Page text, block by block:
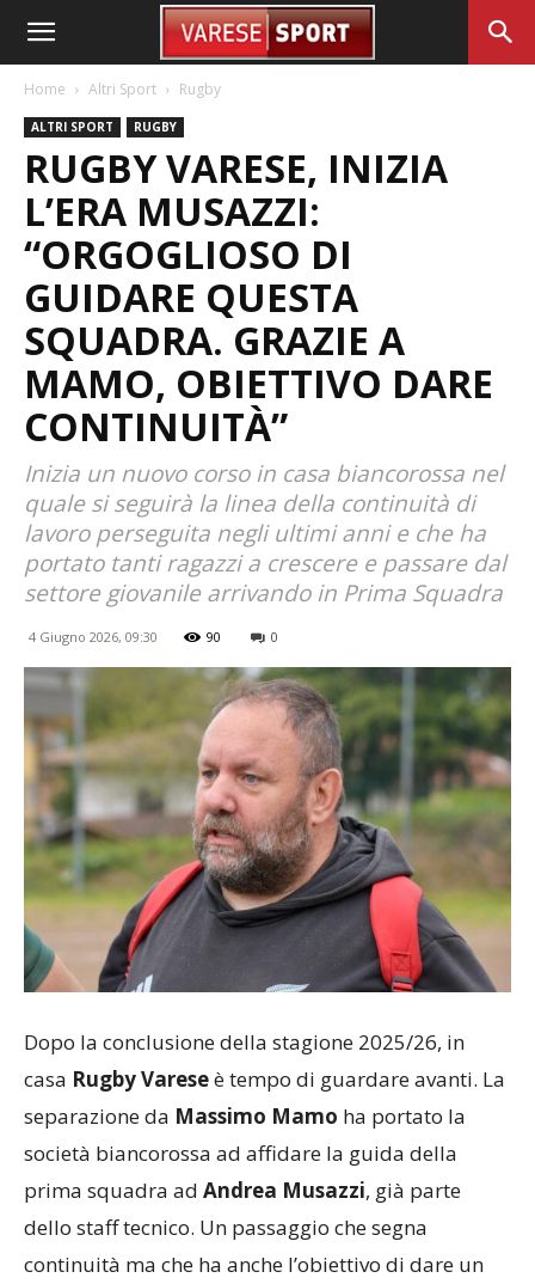
Home Altri Sport Rugby
ALTRI SPORT RUGBY
RUGBY VARESE, INIZIA
L’ERA MUSAZZI:
“ORGOGLIOSO DI
GUIDARE QUESTA
SQUADRA. GRAZIE A
MAMO, OBIETTIVO DARE
CONTINUITÀ”
Inizia un nuovo corso in casa biancorossa nel
quale si seguirà la linea della continuità di
lavoro perseguita negli ultimi anni e che ha
portato tanti ragazzi a crescere e passare dal
settore giovanile arrivando in Prima Squadra
4 Giugno 2026, 09:30 90 0
Dopo la conclusione della stagione 2025/26, in
casa Rugby Vareseè tempo di guardare avanti. La
separazione da Massimo Mamo ha portato la
società biancorossa ad affidare la guida della
prima squadra ad Andrea Musazzi, già parte
dello staff tecnico. Un passaggio che segna
continuità ma che ha anche l’obiettivo di dare un